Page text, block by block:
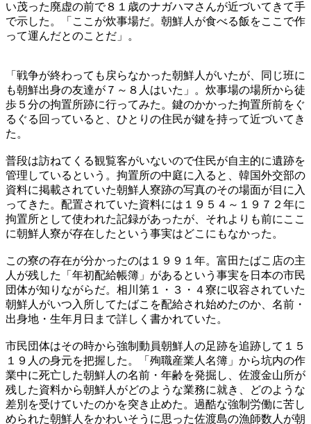
い茂った廃虚の前で８１歳のナガハマさんが近づいてきて手
で示した。「ここが炊事場だ。朝鮮人が食べる飯をここで作
って運んだとのことだ」。
「戦争が終わっても戻らなかった朝鮮人がいたが、同じ班に
も朝鮮出身の友達が７～８人はいた」。炊事場の場所から徒
歩５分の拘置所跡に行ってみた。鍵のかかった拘置所前をぐ
るぐる回っていると、ひとりの住民が鍵を持って近づいてき
た。
普段は訪ねてくる観覧客がいないので住民が自主的に遺跡を
管理しているという。拘置所の中庭に入ると、韓国外交部の
資料に掲載されていた朝鮮人寮跡の写真のその場面が目に入
ってきた。配置されていた資料には１９５４～１９７２年に
拘置所として使われた記録があったが、それよりも前にここ
に朝鮮人寮が存在したという事実はどこにもなかった。
この寮の存在が分かったのは１９９１年。富田たばこ店の主
人が残した「年初配給帳簿」があるという事実を日本の市民
団体が知りながらだ。相川第１・３・４寮に収容されていた
朝鮮人がいつ入所してたばこを配給され始めたのか、名前・
出身地・生年月日まで詳しく書かれていた。
市民団体はその時から強制動員朝鮮人の足跡を追跡して１５
１９人の身元を把握した。「殉職産業人名簿」から坑内の作
業中に死亡した朝鮮人の名前・年齢を発掘し、佐渡金山所が
残した資料から朝鮮人がどのような業務に就き、どのような
差別を受けていたのかを突き止めた。過酷な強制労働に苦し
められた朝鮮人をかわいそうに思った佐渡島の漁師数人が朝